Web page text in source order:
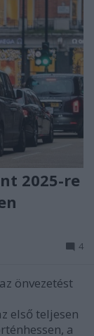
2025-re
4
önvezetést
első teljesen
a